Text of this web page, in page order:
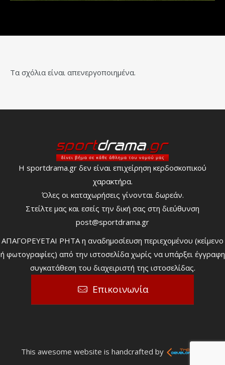
Τα σχόλια είναι απενεργοποιημένα.
Η sportdrama.gr δεν είναι επιχείρηση κερδοσκοπικού
χαρακτήρα.
Όλες οι καταχωρήσεις γίνονται δωρεάν.
Στείλτε μας και εσείς την δική σας στη διεύθυνση
post@sportdrama.gr
ΑΠΑΓΟΡΕΥΕΤΑΙ ΡΗΤΑ η αναδημοσίευση περιεχομένου (κείμενο
ή φωτογραφίες) από την ιστοσελίδα χωρίς να υπάρξει έγγραφη
συγκατάθεση του διαχειριστή της ιστοσελίδας.
Επικοινωνία
This awesome website is handcrafted by